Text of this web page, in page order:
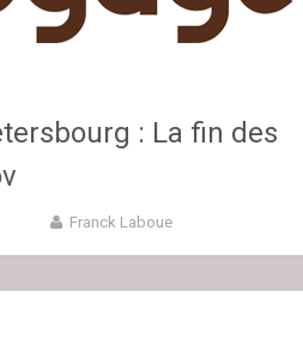
: La fin des
Franck Laboue